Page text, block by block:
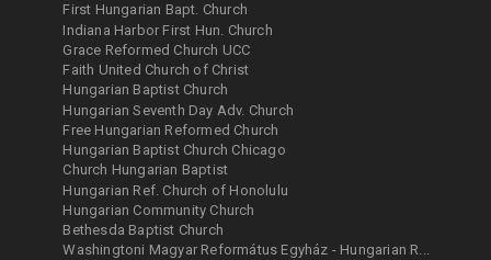
First Hungarian Bapt. Church
Indiana Harbor First Hun. Church
Grace Reformed Church UCC
Faith United Church of Christ
Hungarian Baptist Church
Hungarian Seventh Day Adv. Church
Free Hungarian Reformed Church
Hungarian Baptist Church Chicago
Church Hungarian Baptist
Hungarian Ref. Church of Honolulu
Hungarian Community Church
Bethesda Baptist Church
Washingtoni Magyar Református Egyház - Hungarian R...